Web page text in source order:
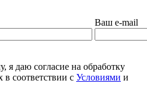
Ваш e-mail
я даю согласие на обработку
соответствии с Условиями и